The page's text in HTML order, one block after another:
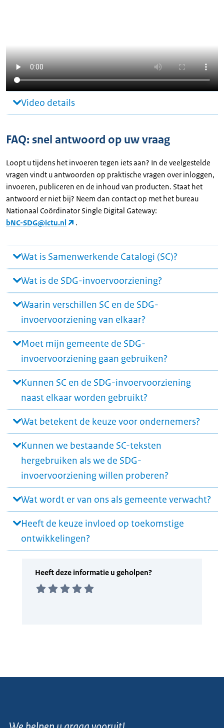
Video details
FAQ: snel antwoord op uw vraag
Loopt u tijdens het invoeren tegen iets aan? In de veelgestelde
vragen vindt u antwoorden op praktische vragen over inloggen,
invoeren, publiceren en de inhoud van producten. Staat het
antwoord er niet bij? Neem dan contact op met het bureau
Nationaal Coördinator Single Digital Gateway:
bNC-SDG@ictu.nl
.
Wat is Samenwerkende Catalogi (SC)?
Wat is de SDG-invoervoorziening?
Waarin verschillen SC en de SDG-
invoervoorziening van elkaar?
Moet mijn gemeente de SDG-
invoervoorziening gaan gebruiken?
Kunnen SC en de SDG-invoervoorziening
naast elkaar worden gebruikt?
Wat betekent de keuze voor ondernemers?
Kunnen we bestaande SC-teksten
hergebruiken als we de SDG-
invoervoorziening willen proberen?
Wat wordt er van ons als gemeente verwacht?
Heeft de keuze invloed op toekomstige
ontwikkelingen?